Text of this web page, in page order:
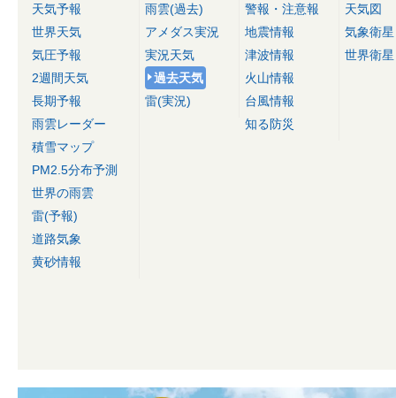
天気予報
世界天気
気圧予報
2週間天気
長期予報
雨雲レーダー
積雪マップ
PM2.5分布予測
世界の雨雲
雷(予報)
道路気象
黄砂情報
雨雲(過去)
アメダス実況
実況天気
過去天気
雷(実況)
警報・注意報
地震情報
津波情報
火山情報
台風情報
知る防災
天気図
気象衛星
世界衛星